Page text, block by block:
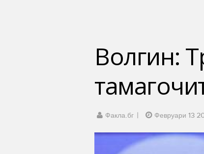
Волгин:
Факла.бг Февруари 13